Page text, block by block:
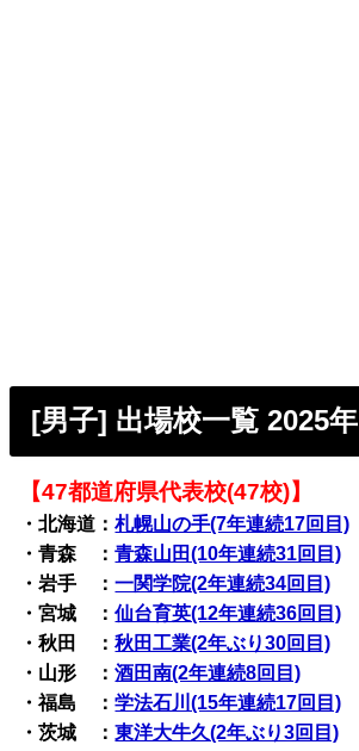
[男子] 出場校一覧 2025年
【47都道府県代表校(47校)】
・北海道：札幌山の手(7年連続17回目)
・青森 ：青森山田(10年連続31回目)
・岩手 ：一関学院(2年連続34回目)
・宮城 ：仙台育英(12年連続36回目)
・秋田 ：秋田工業(2年ぶり30回目)
・山形 ：酒田南(2年連続8回目)
・福島 ：学法石川(15年連続17回目)
・茨城 ：東洋大牛久(2年ぶり3回目)